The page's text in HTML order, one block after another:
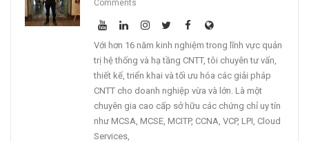
Comments
Với hơn 16 năm kinh nghiệm trong lĩnh vực quản
trị hệ thống và hạ tầng CNTT, tôi chuyên tư vấn,
thiết kế, triển khai và tối ưu hóa các giải pháp
CNTT cho doanh nghiệp vừa và lớn. Là một
chuyên gia cao cấp sở hữu các chứng chỉ uy tín
như MCSA, MCSE, MCITP, CCNA, VCP, LPI, Cloud
Services,